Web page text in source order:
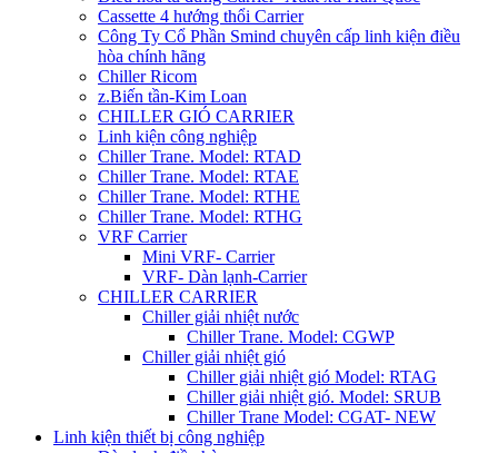
Cassette 4 hướng thổi Carrier
Công Ty Cổ Phần Smind chuyên cấp linh kiện điều
hòa chính hãng
Chiller Ricom
z.Biến tần-Kim Loan
CHILLER GIÓ CARRIER
Linh kiện công nghiệp
Chiller Trane. Model: RTAD
Chiller Trane. Model: RTAE
Chiller Trane. Model: RTHE
Chiller Trane. Model: RTHG
VRF Carrier
Mini VRF- Carrier
VRF- Dàn lạnh-Carrier
CHILLER CARRIER
Chiller giải nhiệt nước
Chiller Trane. Model: CGWP
Chiller giải nhiệt gió
Chiller giải nhiệt gió Model: RTAG
Chiller giải nhiệt gió. Model: SRUB
Chiller Trane Model: CGAT- NEW
Linh kiện thiết bị công nghiệp